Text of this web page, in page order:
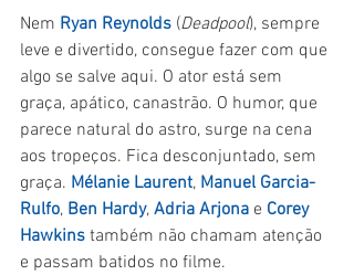
Nem Ryan Reynolds (Deadpool), sempre
leve e divertido, consegue fazer com que
algo se salve aqui. O ator está sem
graça, apático, canastrão. O humor, que
parece natural do astro, surge na cena
aos tropeços. Fica desconjuntado, sem
graça. Mélanie Laurent, Manuel Garcia-
Rulfo, Ben Hardy, Adria Arjona e Corey
Hawkins também não chamam atenção
e passam batidos no filme.